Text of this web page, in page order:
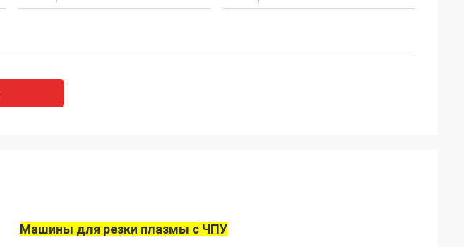
Машины для резки плазмы с ЧПУ